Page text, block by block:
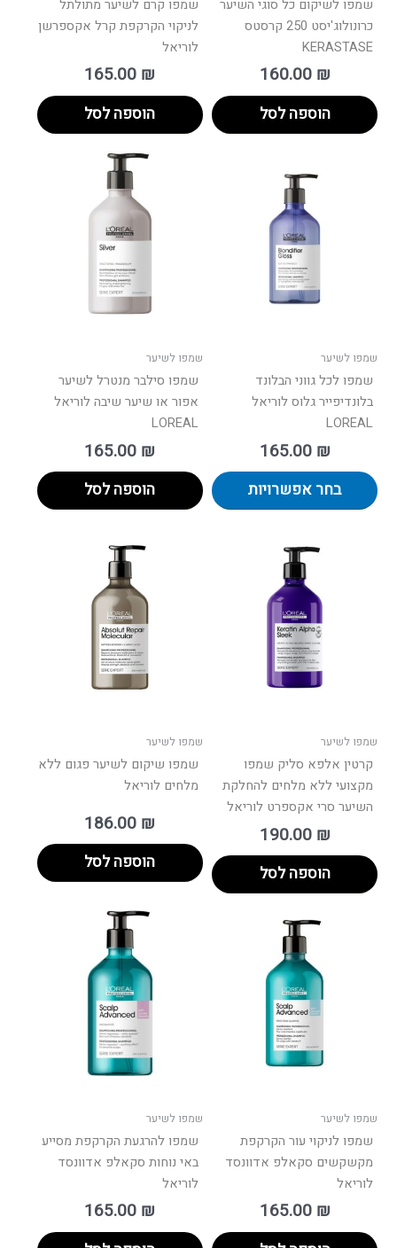
שמפו לשיקום כל סוגי השיער
כרונולוג'יסט 250 קרסטס
KERASTASE
160.00 ₪
הוספה לסל
שמפו קרם לשיער מתולתל
לניקוי הקרקפת קרל אקספרשן
לוריאל
165.00 ₪
הוספה לסל
שמפו לשיער
שמפו לכל גווני הבלונד
בלונדיפייר גלוס לוריאל
LOREAL
165.00 ₪
בחר אפשרויות
בעמוד
שמפו לשיער
שמפו סילבר מנטרל לשיער
אפור או שיער שיבה לוריאל
LOREAL
165.00 ₪
הוספה לסל
שמפו לשיער
קרטין אלפא סליק שמפו
מקצועי ללא מלחים להחלקת
השיער סרי אקספרט לוריאל
190.00 ₪
הוספה לסל
שמפו לשיער
שמפו שיקום לשיער פגום ללא
מלחים לוריאל
186.00 ₪
הוספה לסל
שמפו לשיער
שמפו לניקוי עור הקרקפת
מקשקשים סקאלפ אדוונסד
לוריאל
165.00 ₪
שמפו לשיער
שמפו להרגעת הקרקפת מסייע
באי נוחות סקאלפ אדוונסד
לוריאל
165.00 ₪